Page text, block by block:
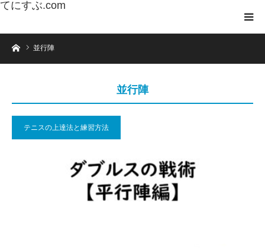
てにすぶ.com
ホーム並行陣
並行陣
テニスの上達法と練習方法